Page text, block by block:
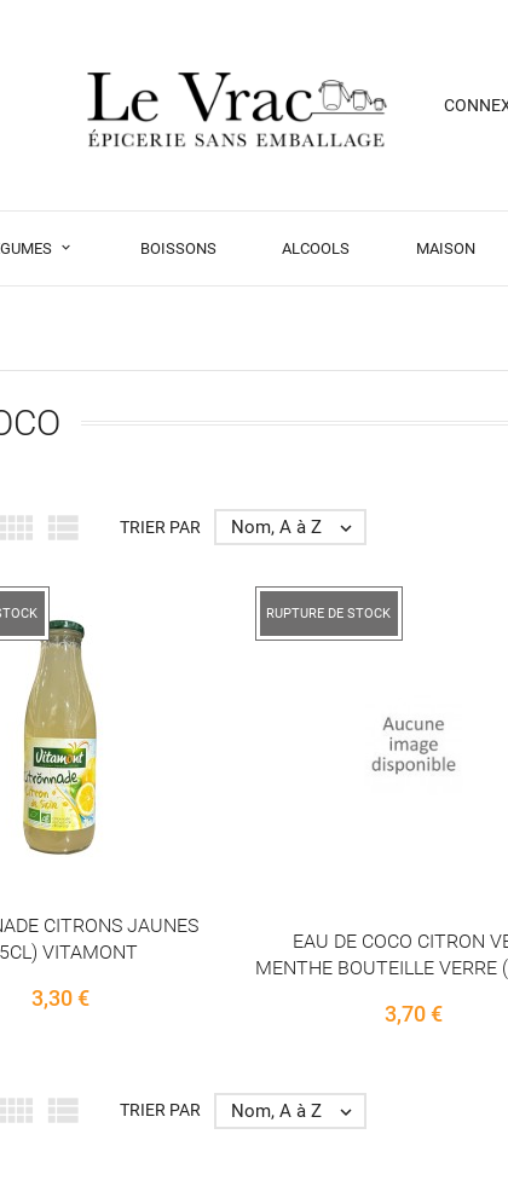
BOISSONS ALCOOLS MAISON
  TRIER PAR Nom, A à Z 
CITRONS JAUNES
VITAMONT
Price
3,30 €
RUPTURE DE STOCK
EAU DE COCO CITRON
MENTHE BOUTEILLE VERRE
Price
3,70 €
  TRIER PAR Nom, A à Z 